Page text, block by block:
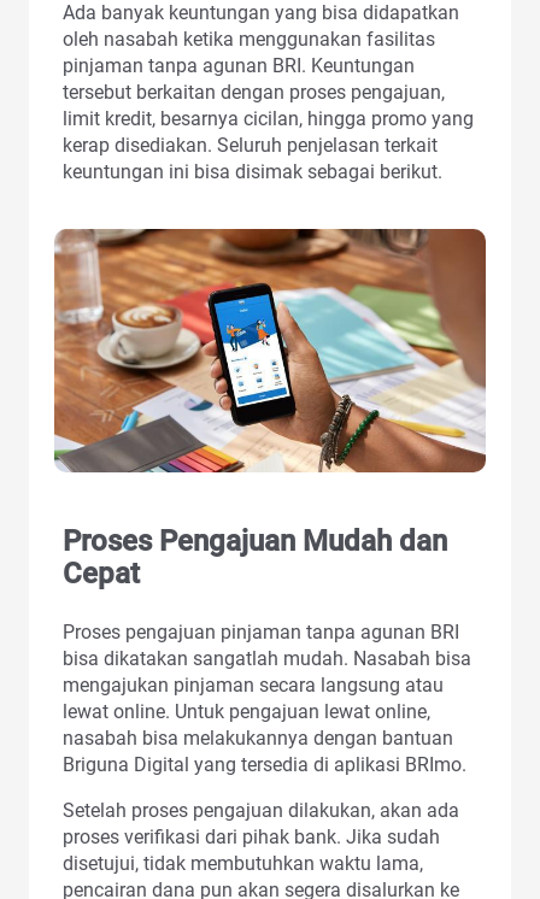
Ada banyak keuntungan yang bisa didapatkan
oleh nasabah ketika menggunakan fasilitas
pinjaman tanpa agunan BRI. Keuntungan
tersebut berkaitan dengan proses pengajuan,
limit kredit, besarnya cicilan, hingga promo yang
kerap disediakan. Seluruh penjelasan terkait
keuntungan ini bisa disimak sebagai berikut.
Proses Pengajuan Mudah dan
Cepat
Proses pengajuan pinjaman tanpa agunan BRI
bisa dikatakan sangatlah mudah. Nasabah bisa
mengajukan pinjaman secara langsung atau
lewat online. Untuk pengajuan lewat online,
nasabah bisa melakukannya dengan bantuan
Briguna Digital yang tersedia di aplikasi BRImo.
Setelah proses pengajuan dilakukan, akan ada
proses verifikasi dari pihak bank. Jika sudah
disetujui, tidak membutuhkan waktu lama,
pencairan dana pun akan segera disalurkan ke